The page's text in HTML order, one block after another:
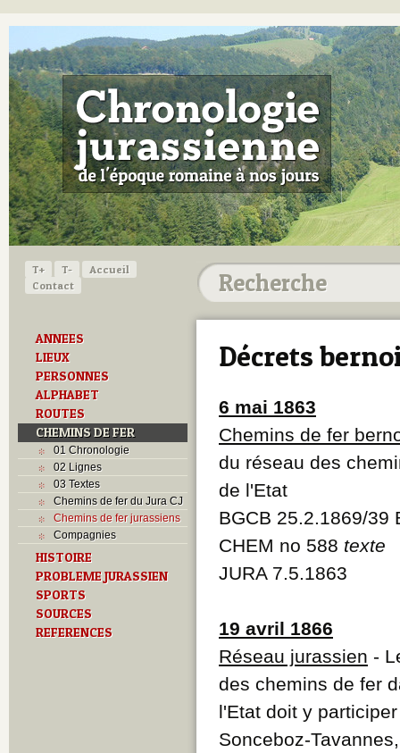
T+ T-
Accueil
Contact
ANNEES
LIEUX
PERSONNES
ALPHABET
ROUTES
CHEMINS DE FER
01 Chronologie
02 Lignes
03 Textes
Chemins de fer du Jura CJ
Chemins de fer jurassiens
Compagnies
HISTOIRE
PROBLEME JURASSIEN
SPORTS
SOURCES
REFERENCES
Décrets
6 mai 1863
Chemins de fer
du réseau des
de l'Etat
BGCB 25.2.1869/39
CHEM no 588 texte
JURA 7.5.1863
19 avril 1866
Réseau jurassien -
des chemins de fer
l'Etat doit y
Sonceboz-